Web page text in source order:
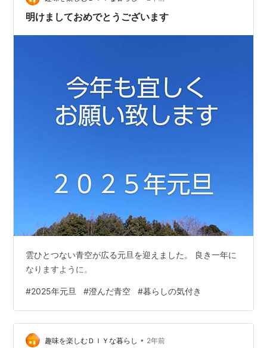
あの時 雪が降る厳…
明けましておめでとうございます
雲ひとつない青空が広る元旦を迎えました。 良き一年に
なりますように。
#2025年元旦 #澄んだ青空 #暮らしの気付き
趣味を楽しむＤＩＹな暮らし • 2年前